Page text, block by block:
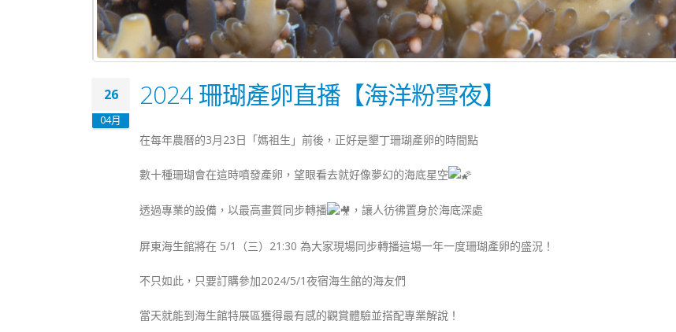
26
04月
2024 珊瑚產卵直播【海洋粉雪夜】
在每年農曆的3月23日「媽祖生」前後，正好是墾丁珊瑚產卵的時間點
數十種珊瑚會在這時噴發產卵，望眼看去就好像夢幻的海底星空
透過專業的設備，以最高畫質同步轉播 ，讓人彷彿置身於海底深處
屏東海生館將在 5/1（三）21:30 為大家現場同步轉播這場一年一度珊瑚產卵的盛況！
不只如此，只要訂購參加2024/5/1夜宿海生館的海友們
當天就能到海生館特展區獲得最有感的觀賞體驗並搭配專業解說！